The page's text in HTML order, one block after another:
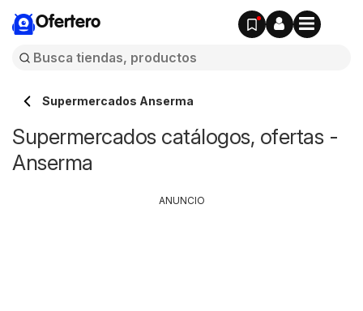
Ofertero
Supermercados Anserma
Supermercados catálogos, ofertas -
Anserma
ANUNCIO